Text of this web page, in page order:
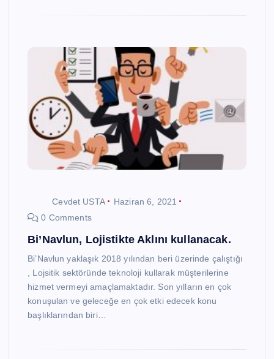
Cevdet USTA
Haziran 6, 2021
0 Comments
Bi’Navlun, Lojistikte Aklını kullanacak.
Bi’Navlun yaklaşık 2018 yılından beri üzerinde çalıştığı
, Lojsitik sektöründe teknoloji kullarak müşterilerine
hizmet vermeyi amaçlamaktadır. Son yılların en çok
konuşulan ve geleceğe en çok etki edecek konu
başlıklarından biri…